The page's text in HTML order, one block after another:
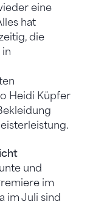
eine
hat
die
in
Heidi Küpfer
und
im
im Juli sind